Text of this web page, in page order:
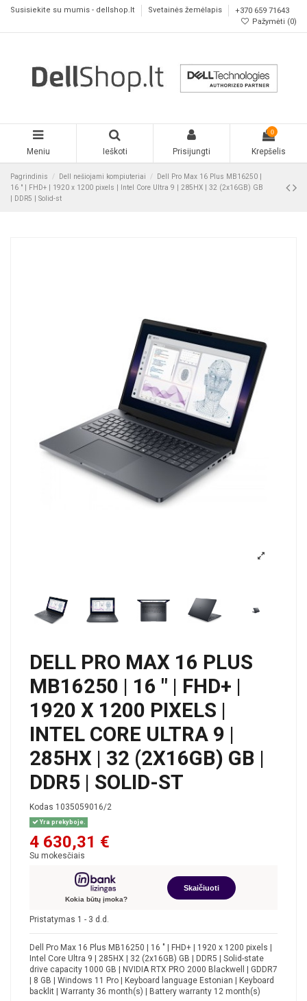
Susisiekite su mumis - dellshop.lt Svetainės žemėlapis
+370 659 71643
Pažymėti (0)
Meniu Ieškoti Prisijungti
0
Krepšelis
Pagrindinis Dell nešiojami kompiuteriai
Dell Pro Max 16 Plus MB16250 |
16 " | FHD+ | 1920 x 1200 pixels | Intel Core Ultra 9 | 285HX | 32 (2x16GB) GB
| DDR5 | Solid-st
DELL PRO MAX 16 PLUS
MB16250 | 16 " | FHD+ |
1920 X 1200 PIXELS |
INTEL CORE ULTRA 9 |
285HX | 32 (2X16GB) GB |
DDR5 | SOLID-ST
Kodas 1035059016/2
Yra prekyboje.
4 630,31 €
Su mokesčiais
Kokia būtų įmoka?
Skaičiuoti
Pristatymas 1 - 3 d.d.
Dell Pro Max 16 Plus MB16250 | 16 " | FHD+ | 1920 x 1200 pixels |
Intel Core Ultra 9 | 285HX | 32 (2x16GB) GB | DDR5 | Solid-state
drive capacity 1000 GB | NVIDIA RTX PRO 2000 Blackwell | GDDR7
| 8 GB | Windows 11 Pro | Keyboard language Estonian | Keyboard
backlit | Warranty 36 month(s) | Battery warranty 12 month(s)